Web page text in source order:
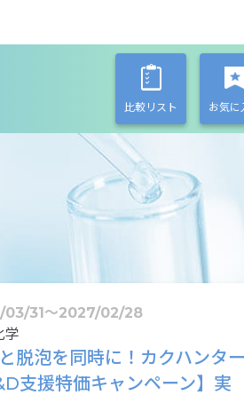
比較リスト お気に
03/31〜2027/02/28
学
脱泡を同時に！カクハンター
支援特価キャンペーン】実